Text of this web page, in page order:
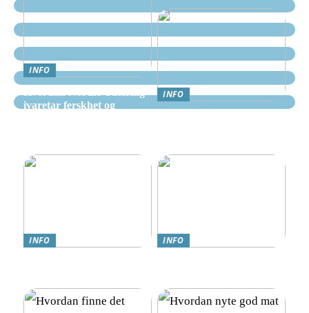
INFO
Hvordan Nordic Catering
ivaretar ferskhet og
INFO
INFO
INFO